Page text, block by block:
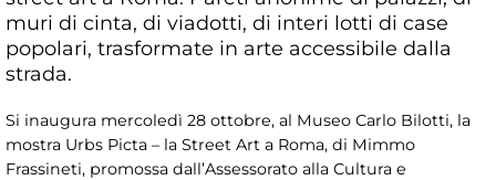
muri di cinta, di viadotti, di interi lotti di case
popolari, trasformate in arte accessibile dalla
strada.
Si inaugura mercoledì 28 ottobre, al Museo Carlo Bilotti, la
mostra Urbs Picta – la Street Art a Roma, di Mimmo
Frassineti, promossa dall’Assessorato alla Cultura e